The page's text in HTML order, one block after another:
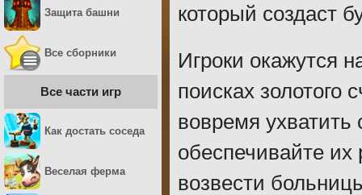
который создаст
Игроки окажутся
поисках золотого
вовремя
обеспечивайте
возвести
Защита башни
Все сборники
Все части игр
Как достать соседа
Веселая ферма